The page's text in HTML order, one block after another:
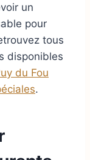
un
pour
tous
disponibles
du Fou
.